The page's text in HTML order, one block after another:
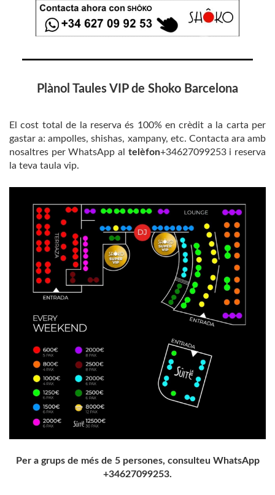
Plànol Taules VIP de Shoko Barcelona
El cost total de la reserva és 100% en crèdit a la carta per
gastar a: ampolles, shishas, xampany, etc. Contacta ara amb
nosaltres per WhatsApp al telèfon+34627099253 i reserva
la teva taula vip.
Per a grups de més de 5 persones, consulteu WhatsApp
+34627099253.